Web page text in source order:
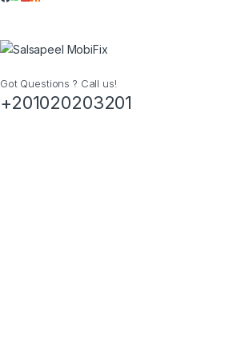
Got Questions ? Call us!
+201020203201